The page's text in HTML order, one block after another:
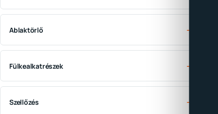
Ablaktörlő →
Fülkealkatrészek →
Szellőzés →